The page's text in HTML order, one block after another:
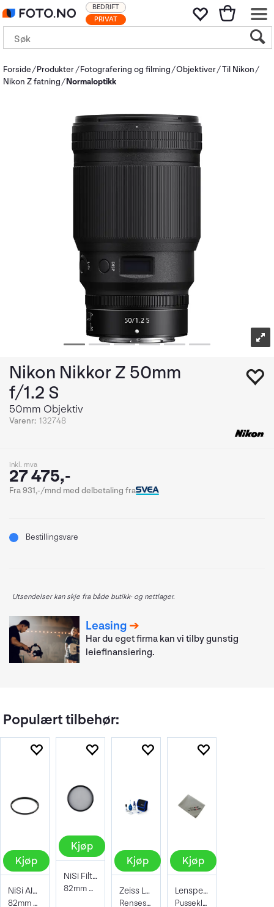
PRIVAT
BEDRIFT
Forside Produkter Fotografering og filming Objektiver Til Nikon
Nikon Z fatning
Normaloptikk
Nikon Nikkor Z 50mm
f/1.2 S
50mm Objektiv
Varenr: 132748
inkl. mva
27 475,-
Fra 931,-/mnd med delbetaling fra
Bestillingsvare
Utsendelser kan skje fra både butikk- og nettlager.
Leasing
Har du eget firma kan vi tilby gunstig
leiefinansiering.
Populært tilbehør:
Kjøp
NiSi AIR Protector Filter 82mm
82mm Beskyttelsesfilter
Kjøp
NiSi Filter Circ Polarizer True Color 82
82mm Pro Nano Pola Filter
Kjøp
Zeiss Lens Cleaning Kit
Rensesett for objektiv og kamera
Kjøp
Lenspen Photo Microklear Cloth
Pusseklut i microfiber